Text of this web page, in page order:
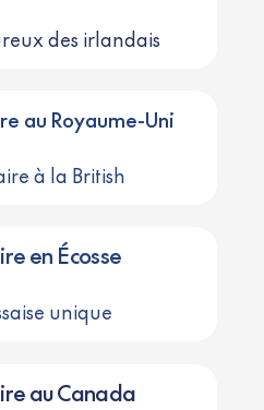
des irlandais
au Royaume-Uni
à la British
en Écosse
unique
au Canada